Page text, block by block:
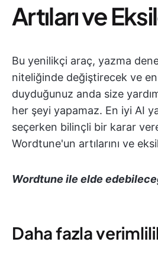
Artıları ve
Bu yenilikçi araç, yazma
niteliğinde değiştirecek ve
duyduğunuz anda size
her şeyi yapamaz. En iyi AI
seçerken bilinçli bir karar
Wordtune'un artılarını ve
Wordtune ile elde
Daha fazla